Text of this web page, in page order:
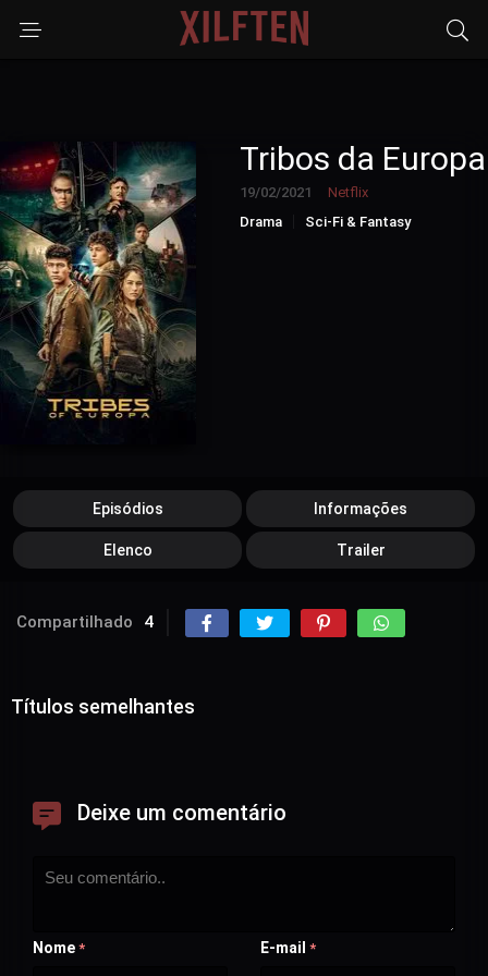
Tribos da Europa
19/02/2021
Netflix
Drama
Sci-Fi & Fantasy
Episódios Informações
Elenco Trailer
Compartilhado 4
Títulos semelhantes
Deixe um comentário
Nome * E-mail *